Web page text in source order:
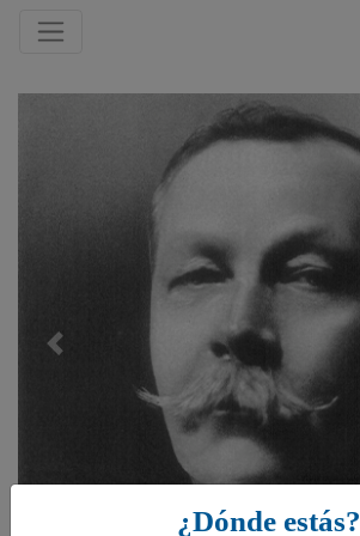
Previous
¿Dónde estás?